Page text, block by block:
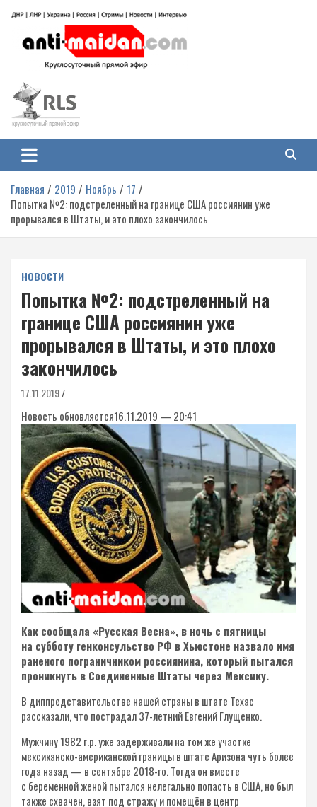
содержимому
Антимайдан: Гражданская война
на Украине
гражданской войне на Украине, включая события в Новороссии, ДНР,
ЛНР и других регионах.
Главная 2019 Ноябрь
17
Попытка №2: подстреленный на границе США россиянин уже
прорывался в Штаты, и это плохо закончилось
НОВОСТИ
Попытка №2: подстреленный на
границе США россиянин уже
прорывался в Штаты, и это плохо
закончилось
17.11.2019
Новость обновляется16.11.2019 — 20:41
Как сообщала «Русская Весна», в ночь с пятницы
на субботу генконсульство РФ в Хьюстоне назвало имя
раненого пограничником россиянина, который пытался
проникнуть в Соединенные Штаты через Мексику.
В диппредставительстве нашей страны в штате Техас
рассказали, что пострадал 37-летний Евгений Глущенко.
Мужчину 1982 г.р. уже задерживали на том же участке
мексиканско-американской границы в штате Аризона чуть более
года назад — в сентябре 2018-го. Тогда он вместе
с беременной женой пытался нелегально попасть в США, но был
также схвачен, взят под стражу и помещён в центр